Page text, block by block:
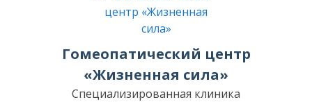
Гомеопатический центр
«Жизненная сила»
Специализированная клиника